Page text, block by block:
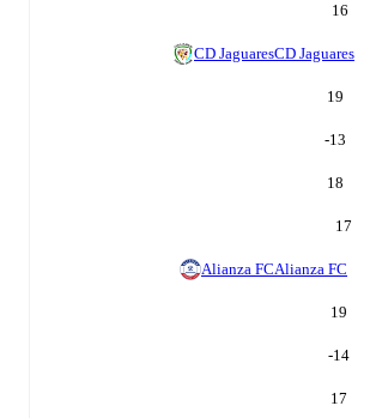
16
CD JaguaresCD Jaguares
19
-13
18
17
Alianza FCAlianza FC
19
-14
17